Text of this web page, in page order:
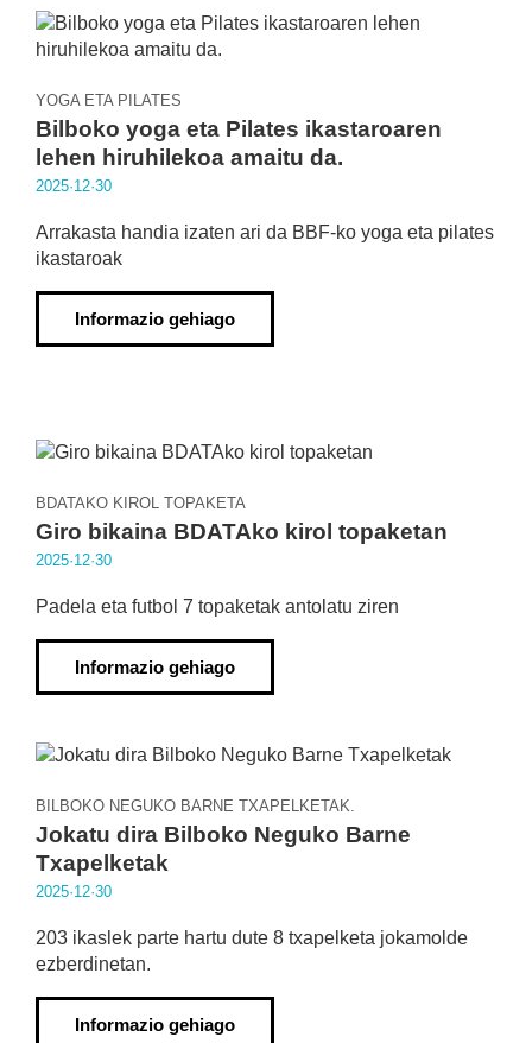
YOGA ETA PILATES
Bilboko yoga eta Pilates ikastaroaren
lehen hiruhilekoa amaitu da.
2025·12·30
Arrakasta handia izaten ari da BBF-ko yoga eta pilates
ikastaroak
Informazio gehiago
BDATAKO KIROL TOPAKETA
Giro bikaina BDATAko kirol topaketan
2025·12·30
Padela eta futbol 7 topaketak antolatu ziren
Informazio gehiago
BILBOKO NEGUKO BARNE TXAPELKETAK.
Jokatu dira Bilboko Neguko Barne
Txapelketak
2025·12·30
203 ikaslek parte hartu dute 8 txapelketa jokamolde
ezberdinetan.
Informazio gehiago